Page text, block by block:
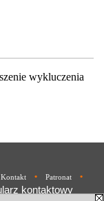
wykluczenia
Kontakt • Patronat •
kontaktowy